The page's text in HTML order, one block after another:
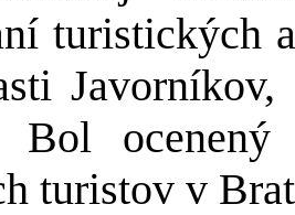
turistických
Bol
turistov v